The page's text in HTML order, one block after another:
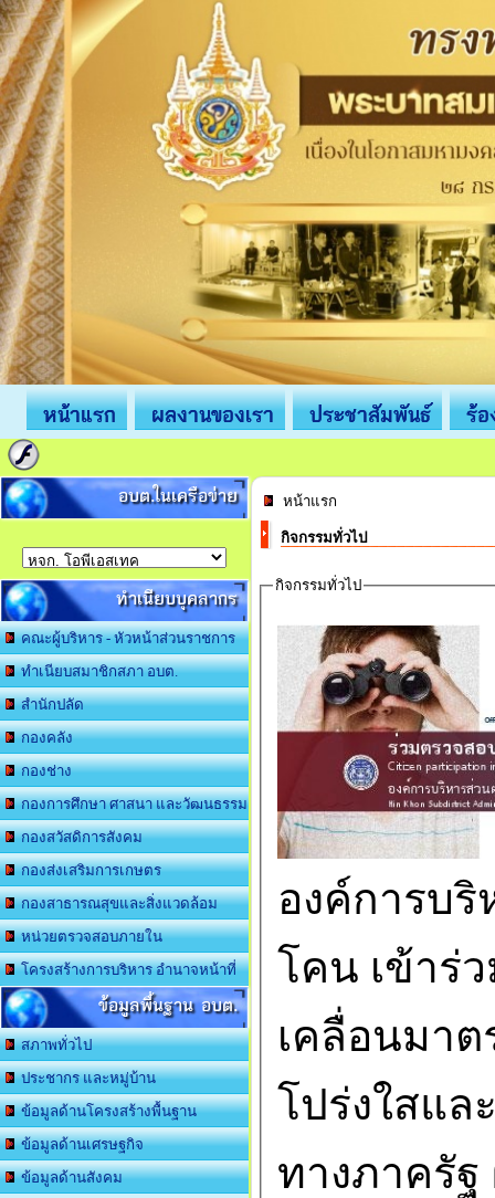
หน้าแรก ผลงานของเรา ประชาสัมพันธ์ ร้
อบต.ในเครือข่าย
ทำเนียบบุคลากร
คณะผู้บริหาร - หัวหน้าส่วนราชการ
ทำเนียบสมาชิกสภา อบต.
สำนักปลัด
กองคลัง
กองช่าง
กองการศึกษา ศาสนา และวัฒนธรรม
กองสวัสดิการสังคม
กองส่งเสริมการเกษตร
กองสาธารณสุขและสิ่งแวดล้อม
หน่วยตรวจสอบภายใน
โครงสร้างการบริหาร อำนาจหน้าที่
ข้อมูลพื้นฐาน อบต.
สภาพทั่วไป
ประชากร และหมู่บ้าน
ข้อมูลด้านโครงสร้างพื้นฐาน
ข้อมูลด้านเศรษฐกิจ
ข้อมูลด้านสังคม
หน้าแรก
กิจกรรมทั่วไป
กิจกรรมทั่วไป
องค์การบ
โคน เข้าร่
เคลื่อนมาต
โปร่งใสแล
ทางภาครัฐ